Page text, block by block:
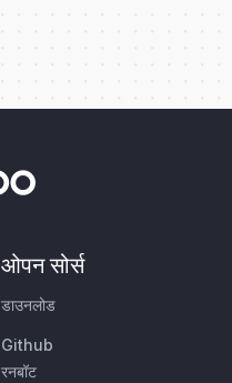
ओपन सोर्स
डाउनलोड
Github
रनबॉट